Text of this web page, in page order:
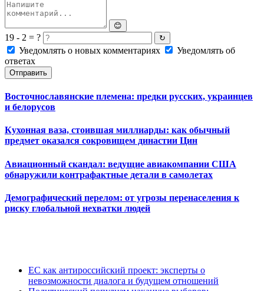
😊
19 - 2 = ? ↻
Уведомлять о новых комментариях
Уведомлять об
ответах
Отправить
Восточнославянские племена: предки русских, украинцев
и белорусов
Кухонная ваза, стоившая миллиарды: как обычный
предмет оказался сокровищем династии Цин
Авиационный скандал: ведущие авиакомпании США
обнаружили контрафактные детали в самолетах
Демографический перелом: от угрозы перенаселения к
риску глобальной нехватки людей
ЕС как антироссийский проект: эксперты о
невозможности диалога и будущем отношений